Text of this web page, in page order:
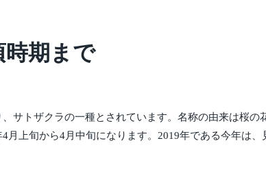
時期まで
サトザクラの一種とされています。名称の由来は桜の
上旬から4月中旬になります。2019年である今年は